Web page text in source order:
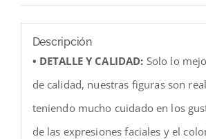
Descripción
• DETALLE Y CALIDAD: Solo lo
de calidad, nuestras figuras son
teniendo mucho cuidado en los
de las expresiones faciales y el